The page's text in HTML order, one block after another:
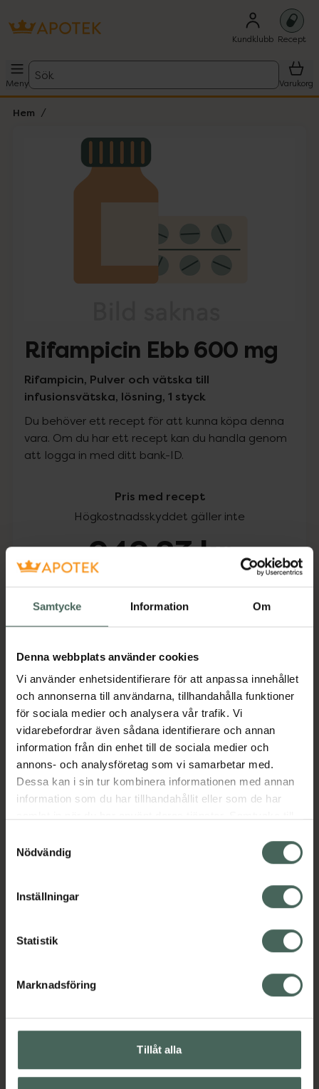
Samtycke Information Om
Denna webbplats använder cookies
Vi använder enhetsidentifierare för att anpassa innehållet
och annonserna till användarna, tillhandahålla funktioner
för sociala medier och analysera vår trafik. Vi
vidarebefordrar även sådana identifierare och annan
information från din enhet till de sociala medier och
annons- och analysföretag som vi samarbetar med.
Dessa kan i sin tur kombinera informationen med annan
information som du har tillhandahållit eller som de har
återkalla ditt samtycke via webbplatsens
cookieinställningar. Ett återkallat samtycke påverkar inte
lagligheten av behandling som skett innan återkallelsen.
Nödvändig
Inställningar
Statistik
Marknadsföring
Tillåt alla
Kundklubb Recept
Meny
Sök
Varukorg
Hem
Lista: . Innehåller 1 objekt.
Rifampicin Ebb 600 mg
Rifampicin, Pulver och vätska till
infusionsvätska, lösning, 1 styck
Du behöver ett recept för att kunna köpa denna
vara. Om du har ett recept kan du handla genom
att logga in med ditt bank-ID.
Pris med recept
Högkostnadsskyddet gäller inte
949,23 kr
Aktuella erbjudanden
Beskrivning
Läs alltid bipacksedeln innan
användning.
Kronans Apotek finns här för dig. Du hittar oss från Skåne i
syd till Lappland i norr, och online i mobilen och på
datorn. Oavsett vem du är så är det vårt uppdrag att
med oss.
Kundservice
Kontakta oss
Hitta apotek